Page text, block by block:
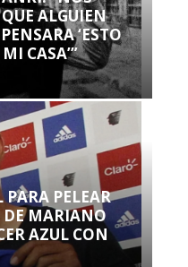
ALGUIEN
‘ESTO
CASA’”
PELEAR
MARIANO
AZUL CON